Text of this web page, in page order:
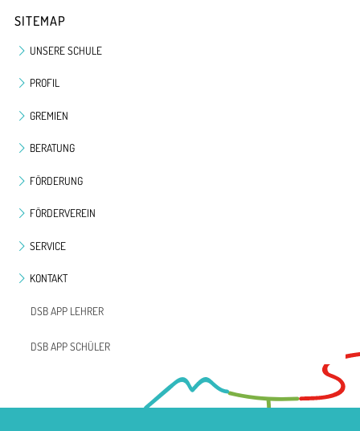
SITEMAP
UNSERE SCHULE
PROFIL
GREMIEN
BERATUNG
FÖRDERUNG
FÖRDERVEREIN
SERVICE
KONTAKT
DSB APP LEHRER
DSB APP SCHÜLER